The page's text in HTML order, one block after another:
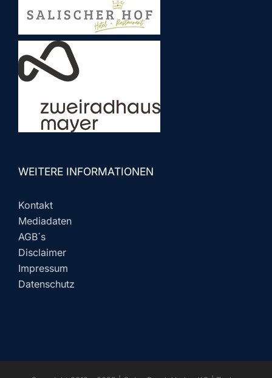
WEITERE INFORMATIONEN
Kontakt
Mediadaten
AGB´s
Disclaimer
Impressum
Datenschutz